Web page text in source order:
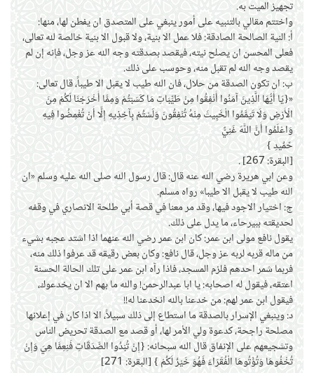
تجهيز الميت به.
واختتم مقالي بالتنبيه على أمور ينبغي على المتصدق ان يفطن لها، منها:
أ: النية الصالحة الصادقة: فلا عمل الا بنية، ولا قبول الا بنية خالصة لله تعالى،
فعلى المحسن ان يصلح نيته، فيقصد بصدقته وجه الله عز وجل، فإنه إن لم
يقصد وجه الله لم تقبل منه، وحوسب على ذلك.
ب: ان تكون الصدقة من حلال، فان الله طيب لا يقبل الا طيباً، قال تعالى:
«{يَا أَيُّهَا الَّذِينَ آمَنُوا أَنْفِقُوا مِنْ طَيِّبَاتِ مَا كَسَبْتُمْ وَمِمَّا أَخْرَجْنَا لَكُمْ مِنَ
الْأَرْضِ وَلَا تَيَمَّمُوا الْخَبِيثَ مِنْهُ تُنْفِقُونَ وَلَسْتُمْ بِآخِذِيهِ إِلَّا أَنْ تُغْمِضُوا فِيهِ
وَاعْلَمُوا أَنَّ اللَّهَ غَنِيٌّ
حّمٌيدِ }
[البقرة: 267] .
وعن ابي هريرة رضي الله عنه قال: قال رسول الله صلى الله عليه وسلم «ان
الله طيب لا يقبل الا طيبا» رواه مسلم.
ج: اختيار الاجود فيها، وقد مر معنا في قصة أبي طلحة الانصاري في وقفه
لحديقته ببيرحاء، ما يدل على ذلك.
يقول نافع مولى ابن عمر: كان ابن عمر رضي الله عنهما اذا اشتد عجبه بشيء
من ماله قربه لربه عز وجل، قال نافع: وكان بعض رقيقه قد عرفوا ذلك منه،
فربما شمر احدهم فلزم المسجد، فاذا رآه ابن عمر على تلك الحالة الحسنة
اعتقه، فيقول له اصحابه: يا ابا عبدالرحمن! والله ما بهم الا ان يخدعوك،
فيقول ابن عمر لهم: من خدعنا بالله انخدعنا له!!
د: وينبغي الإسرار بالصدقة ما استطاع إلى ذلك سبيلاً، الا اذا كان في إعلانها
مصلحة راجحة، كدعوة ولي الأمر لها، أو قصد مع الصدقة تحريض الناس
وتشجيعهم على الإنفاق قال الله سبحانه: {إِنْ تُبْدُوا الصَّدَقَاتِ فَنِعِمَّا هِيَ وَإِنْ
تُخْفُوهَا وَتُؤْتُوهَا الْفُقَرَاءَ فَهُوَ خَيْرٌ لَكُمْ} [البقرة: 271]